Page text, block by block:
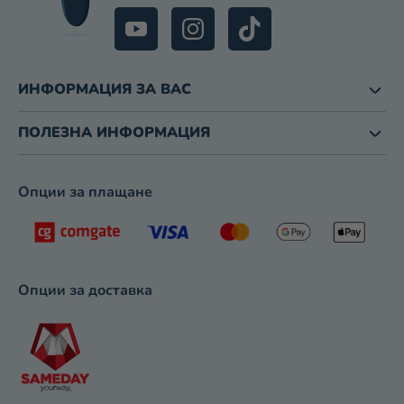
З
А
И
Р
О
ИНФОРМАЦИЯ ЗА ВАС
ПОЛЕЗНА ИНФОРМАЦИЯ
Опции за плащане
Опции за доставка